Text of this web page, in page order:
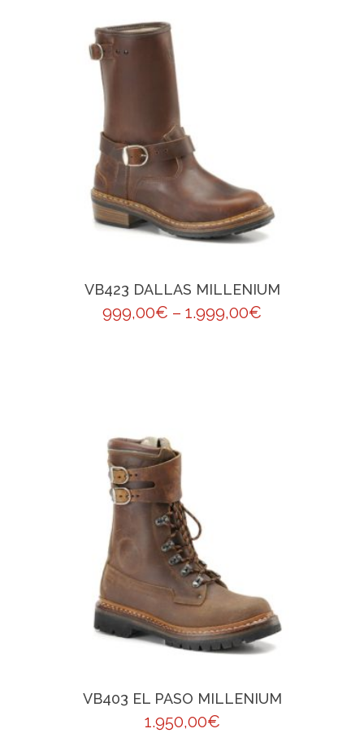
VB423 DALLAS MILLENIUM
999,00€ – 1.999,00€
VB403 EL PASO MILLENIUM
1.950,00€